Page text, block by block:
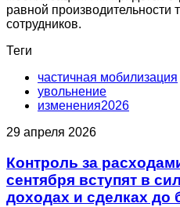
равной производительности
сотрудников.
Теги
частичная мобилизация
увольнение
изменения2026
29 апреля 2026
Контроль за
сентября вступят в
доходах и сделках до